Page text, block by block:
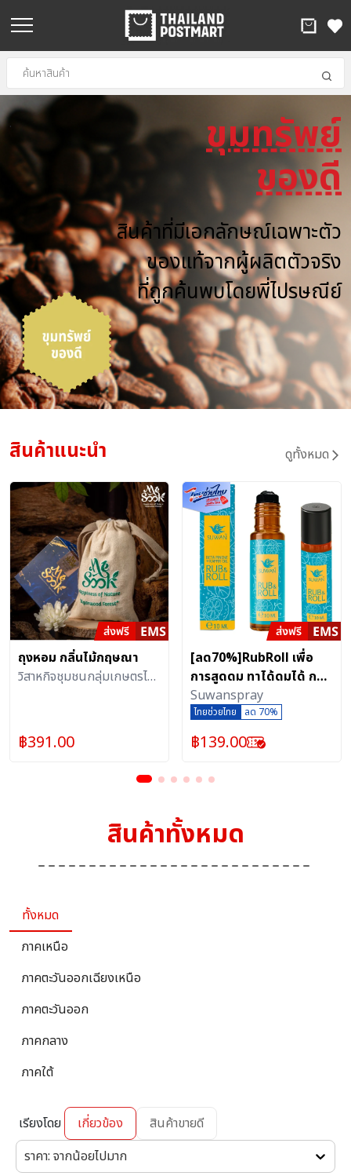
. ขุมทรัพย์
ของดี
สินค้าที่มีเอกลักษณ์เฉพาะตัว
ของแท้จากผู้ผลิตตัวจริง
ที่ถูกค้นพบโดยพี่ไปรษณีย์
สินค้าแนะนำ ดูทั้งหมด
ถุงหอม กลิ่นไม้กฤษณา
วิสาหกิจชุมชนกลุ่มเกษตรไม้
฿391.00
[ลด70%]RubRoll เพื่อ
การสูดดม ทาได้ดมได้ กลิ่น
หอม สดชื่น และช่วยผ่อน
คลาย จากแบรนด์Suwan
พกพาง่าย
Suwanspray
ไทยช่วยไทย ลด 70%
฿139.00
สินค้าทั้งหมด
ทั้งหมด
ภาคเหนือ
ภาคตะวันออกเฉียงเหนือ
ภาคตะวันออก
ภาคกลาง
ภาคใต้
เรียงโดย เกี่ยวข้อง
สินค้าขายดี
ราคา: จากน้อยไปมาก